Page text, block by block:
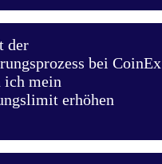
der
bei CoinEx
ich mein
erhöhen